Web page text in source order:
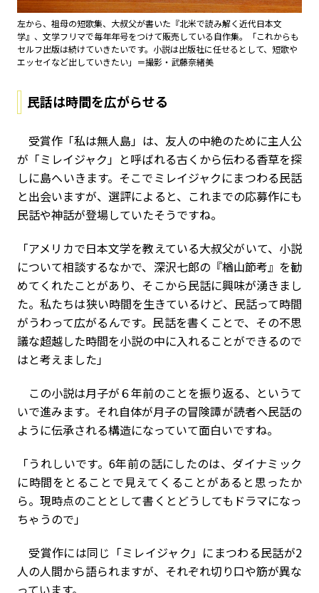
左から、祖母の短歌集、大叔父が書いた『北米で読み解く近代日本文
学』、文学フリマで毎年年号をつけて販売している自作集。「これからも
セルフ出版は続けていきたいです。小説は出版社に任せるとして、短歌や
エッセイなど出していきたい」＝撮影・武藤奈緒美
民話は時間を広がらせる
受賞作「私は無人島」は、友人の中絶のために主人公
が「ミレイジャク」と呼ばれる古くから伝わる香草を探
しに島へいきます。そこでミレイジャクにまつわる民話
と出会いますが、選評によると、これまでの応募作にも
民話や神話が登場していたそうですね。
「アメリカで日本文学を教えている大叔父がいて、小説
について相談するなかで、深沢七郎の『楢山節考』を勧
めてくれたことがあり、そこから民話に興味が湧きまし
た。私たちは狭い時間を生きているけど、民話って時間
がうわって広がるんです。民話を書くことで、その不思
議な超越した時間を小説の中に入れることができるので
はと考えました」
この小説は月子が６年前のことを振り返る、というて
いで進みます。それ自体が月子の冒険譚が読者へ民話の
ように伝承される構造になっていて面白いですね。
「うれしいです。6年前の話にしたのは、ダイナミック
に時間をとることで見えてくることがあると思ったか
ら。現時点のこととして書くとどうしてもドラマになっ
ちゃうので」
受賞作には同じ「ミレイジャク」にまつわる民話が2
人の人間から語られますが、それぞれ切り口や筋が異な
っています。